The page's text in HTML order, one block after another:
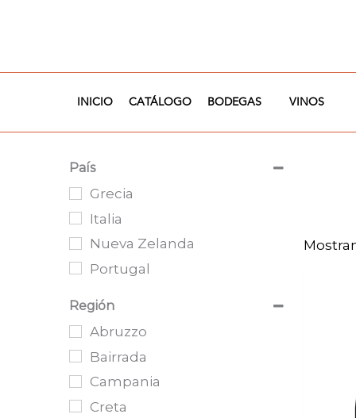
INICIO CATÁLOGO BODEGAS VINOS
País
Grecia
Italia
Nueva Zelanda
Portugal
Región
Abruzzo
Bairrada
Campania
Creta